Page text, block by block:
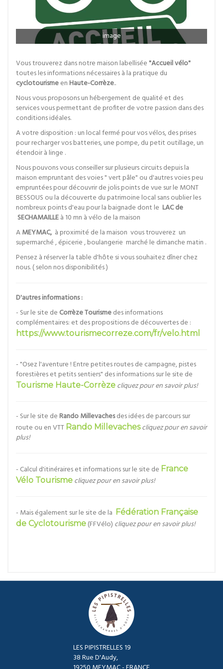
image
Vous trouverez dans notre maison labellisée "Accueil vélo"
toutes les informations nécessaires à la pratique du
cyclotourismeen Haute-Corrèze..
Nous vous proposons un hébergement de qualité et des
services vous permettant de profiter de votre passion dans des
conditions idéales.
A votre disposition : un local fermé pour vos vélos, des prises
pour recharger vos batteries, une pompe, du petit outillage, un
étendoir à linge .
Nous pouvons vous conseiller sur plusieurs circuits depuis la
maison empruntant des voies " vert pâle" ou d'autres voies peu
empruntées pour découvrir de jolis points de vue sur le MONT
BESSOUS ou la découverte du patrimoine local sans oublier les
nombreux points d'eau pour la baignade dont le LAC de
SECHAMAILLEà 10 mn à vélo de la maison
AMEYMAC, à proximité de la maison vous trouverez un
supermarché , épicerie , boulangerie marché le dimanche matin .
Pensez à réserver la table d'hôte si vous souhaitez dîner chez
nous. ( selon nos disponibilités )
D'autres informations :
- Sur le site de Corrèze Tourismedes informations
complémentaires: et des propositions de découvertes de :
https://www.tourismecorreze.com/fr/velo.html
- "Osez l'aventure ! Entre petites routes de campagne, pistes
forestières et petits sentiers" des informations sur le site de
Tourisme Haute-Corrèze cliquez pour en savoir plus!
- Sur le site de Rando Millevachesdes idées de parcours sur
route ou en VTT Rando Millevaches cliquez pour en savoir
plus!
- Calcul d'itinéraires et informations sur le site de France
Vélo Tourisme cliquez pour en savoir plus!
- Mais également sur le site de la Fédération Française
de Cyclotourisme (FFVélo) cliquez pour en savoir plus!
LES PIPISTRELLES 19
38 Rue D'Audy,